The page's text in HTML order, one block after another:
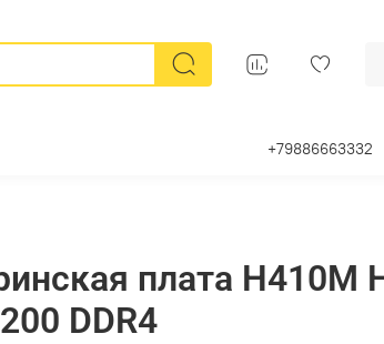
+79886663332
плата H410M
DDR4